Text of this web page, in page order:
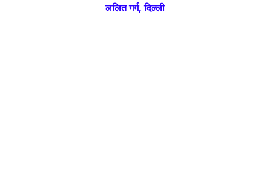
ललित गर्ग, दिल्ली